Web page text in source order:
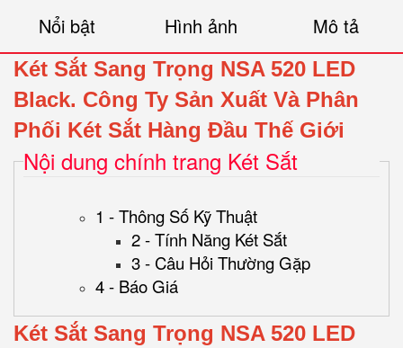
Nổi bật Hình ảnh Mô tả
Két Sắt Sang Trọng NSA 520 LED
Black. Công Ty Sản Xuất Và Phân
Phối Két Sắt Hàng Đầu Thế Giới
Nội dung chính trang Két Sắt
1 - Thông Số Kỹ Thuật
2 - Tính Năng Két Sắt
3 - Câu Hỏi Thường Gặp
4 - Báo Giá
Két Sắt Sang Trọng NSA 520 LED